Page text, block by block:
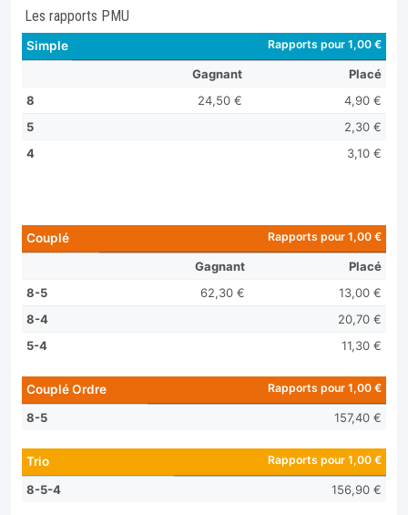
Les rapports PMU
Simple Rapports pour 1,00 €
Gagnant
Placé
8
24,50 €
4,90 €
5
2,30 €
4
3,10 €
Couplé Rapports pour 1,00 €
Gagnant
Placé
8-5
62,30 €
13,00 €
8-4
20,70 €
5-4
11,30 €
Couplé Ordre Rapports pour 1,00 €
8-5 157,40 €
Trio Rapports pour 1,00 €
8-5-4 156,90 €